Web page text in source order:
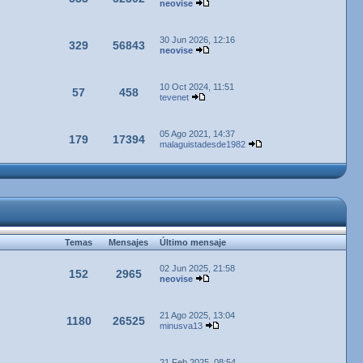
neovise
329 56843
30 Jun 2026, 12:16
neovise
57 458
10 Oct 2024, 11:51
tevenet
179 17394
05 Ago 2021, 14:37
malaguistadesde1982
TemasMensajesÚltimo mensaje
152 2965
02 Jun 2025, 21:58
neovise
1180 26525
21 Ago 2025, 13:04
minusva13